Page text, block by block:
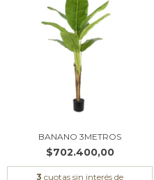
BANANO 3METROS
$702.400,00
3 cuotas sin interés de